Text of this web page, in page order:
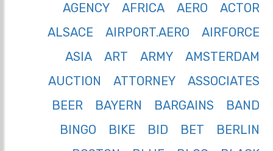
ACTOR
AERO
AFRICA
AGENCY
AIRFORCE
AIRPORT.AERO
ALSACE
AMSTERDAM
ARMY
ART
ASIA
ASSOCIATES
ATTORNEY
AUCTION
BAND
BARGAINS
BAYERN
BEER
BERLIN
BET
BID
BIKE
BINGO